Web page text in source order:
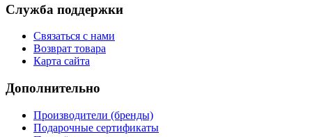
Служба поддержки
Связаться с нами
Возврат товара
Карта сайта
Дополнительно
Производители (бренды)
Подарочные сертификаты